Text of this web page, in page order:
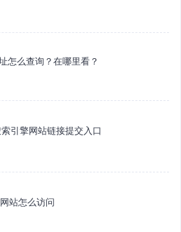
怎么查询？在哪里看？
引擎网站链接提交入口
站怎么访问